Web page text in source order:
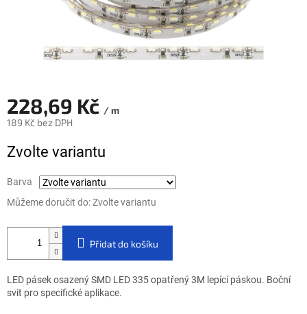
228,69 Kč / m
189 Kč bez DPH
Zvolte variantu
Barva
Můžeme doručit do:Zvolte variantu
Přidat do košíku
LED pásek osazený SMD LED 335 opatřený 3M lepící páskou. Boční
svit pro specifické aplikace.